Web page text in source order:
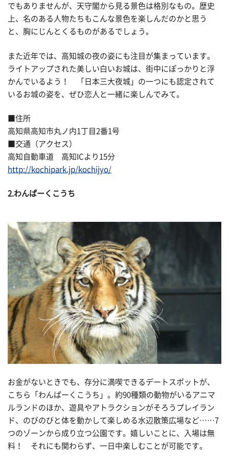
でもありませんが、天守閣から見る景色は格別なもの。歴史
上、名のある人物たちもこんな景色を楽しんだのかと思う
と、胸にじんとくるものがあるでしょう。
また近年では、高知城の夜の姿にも注目が集まっています。
ライトアップされた美しい白いお城は、街中にぽっかりと浮
かんでいるよう！ 「日本三大夜城」の一つにも認定されて
いるお城の姿を、ぜひ恋人と一緒に楽しんでみて。
■住所
高知県高知市丸ノ内1丁目2番1号
■交通（アクセス）
高知自動車道 高知ICより15分
http://kochipark.jp/kochijyo/
2.わんぱーくこうち
お金がないときでも、存分に満喫できるデートスポットが、
こちら「わんぱーくこうち」。約90種類の動物がいるアニマ
ルランドのほか、遊具やアトラクションがそろうプレイラン
ド、のびのびと体を動かして楽しめる水辺散策広場など……7
つのゾーンから成り立つ公園です。嬉しいことに、入場は無
料！ それにも関わらず、一日中楽しむことが可能です。